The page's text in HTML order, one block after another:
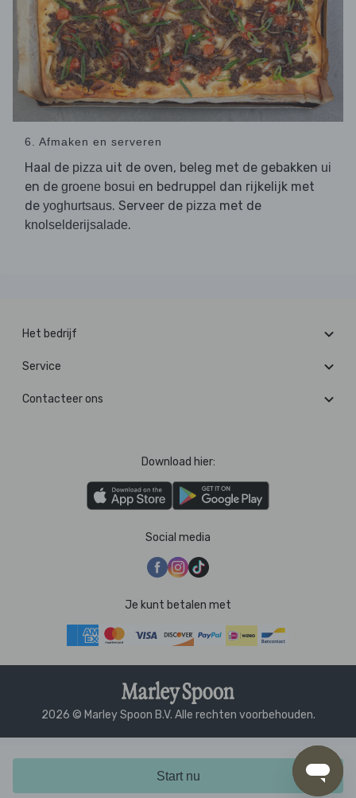
Start nu
6. Afmaken en serveren
Haal de pizza uit de oven, beleg met de gebakken ui
en de groene bosui en bedruppel dan rijkelijk met
de yoghurtsaus. Serveer de pizza met de
knolselderijsalade.
Het bedrijf
Service
Contacteer ons
Download hier:
Social media
Je kunt betalen met
2026 © Marley Spoon B.V. Alle rechten voorbehouden.